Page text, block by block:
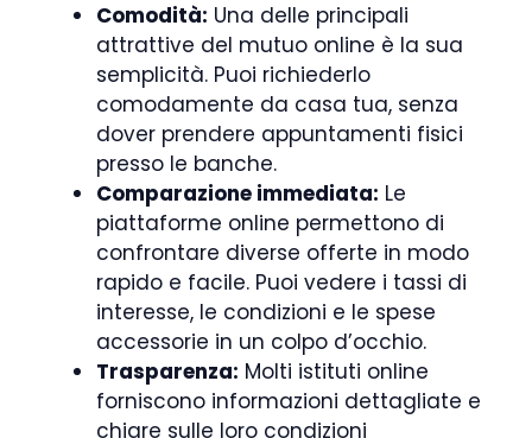
Comodità: Una delle principali
attrattive del mutuo online è la sua
semplicità. Puoi richiederlo
comodamente da casa tua, senza
dover prendere appuntamenti fisici
presso le banche.
Comparazione immediata: Le
piattaforme online permettono di
confrontare diverse offerte in modo
rapido e facile. Puoi vedere i tassi di
interesse, le condizioni e le spese
accessorie in un colpo d’occhio.
Trasparenza: Molti istituti online
forniscono informazioni dettagliate e
chiare sulle loro condizioni